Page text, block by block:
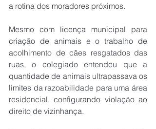
a rotina dos moradores próximos.
Mesmo com licença municipal para
criação de animais e o trabalho de
acolhimento de cães resgatados das
ruas, o colegiado entendeu que a
quantidade de animais ultrapassava os
limites da razoabilidade para uma área
residencial, configurando violação ao
direito de vizinhança.